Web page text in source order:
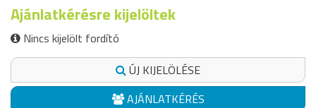
Ajánlatkérésre kijelöltek
Nincs kijelölt fordító
ÚJ KIJELÖLÉSE
AJÁNLATKÉRÉS